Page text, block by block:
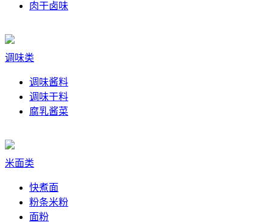
肉干卤味
调味类
调味酱料
调味干料
腐乳酱菜
米面类
快煮面
粉条米粉
面粉